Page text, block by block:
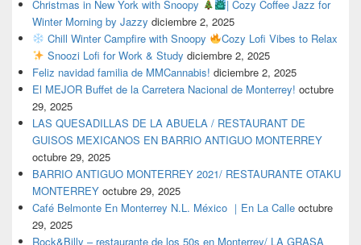
Christmas in New York with Snoopy
| Cozy Coffee Jazz for
Winter Morning by Jazzy diciembre 2, 2025
Chill Winter Campfire with Snoopy
Cozy Lofi Vibes to Relax
Snoozi Lofi for Work & Study diciembre 2, 2025
Feliz navidad familia de MMCannabis! diciembre 2, 2025
El MEJOR Buffet de la Carretera Nacional de Monterrey! octubre
29, 2025
LAS QUESADILLAS DE LA ABUELA / RESTAURANT DE
GUISOS MEXICANOS EN BARRIO ANTIGUO MONTERREY
octubre 29, 2025
BARRIO ANTIGUO MONTERREY 2021/ RESTAURANTE OTAKU
MONTERREY octubre 29, 2025
Café Belmonte En Monterrey N.L. México ｜En La Calle octubre
29, 2025
Rock&Billy – restaurante de los 50s en Monterrey/ LA GRASA